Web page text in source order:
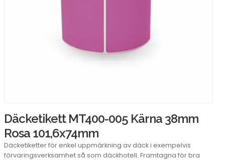
Däcketikett MT400-005 Kärna 38mm
Rosa 101,6x74mm
Däcketiketter för enkel uppmärkning av däck i exempelvis
förvaringsverksamhet så som däckhotell. Framtagna för bra